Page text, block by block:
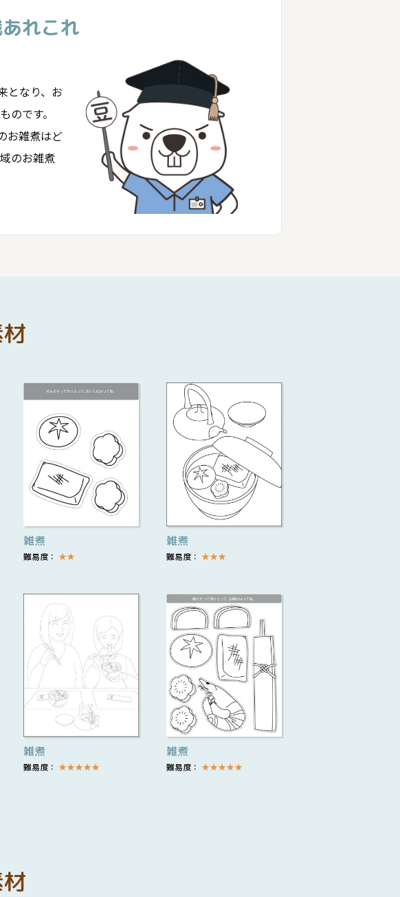
れこれ
となり、お
です。
お雑煮はど
のお雑煮
雑煮
難易度： ★★
雑煮
難易度： ★★★
雑煮
難易度： ★★★★★
雑煮
難易度： ★★★★★